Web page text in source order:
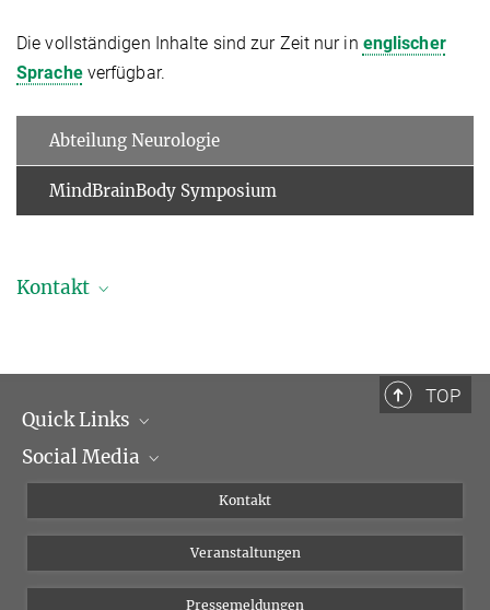
Die vollständigen Inhalte sind zur Zeit nur in englischer
Spracheverfügbar.
Abteilung Neurologie
MindBrainBody Symposium
Kontakt
+49 341 9940-2221
TOP
Quick Links
Institutsleitung
Social Media
Bluesky
YouTube
Kontakt
Veranstaltungen
Pressemeldungen